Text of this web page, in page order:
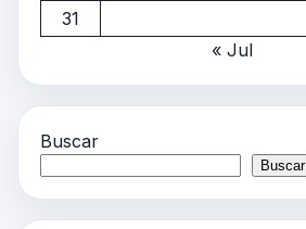
31
« Jul
Buscar
Buscar